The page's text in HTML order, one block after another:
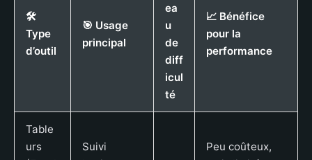
🛠️
Type
d’outil
🎯 Usage
principal
ea
u
de
diff
icul
té
📈 Bénéfice
pour la
performance
Table
urs
Suivi
Peu coûteux,